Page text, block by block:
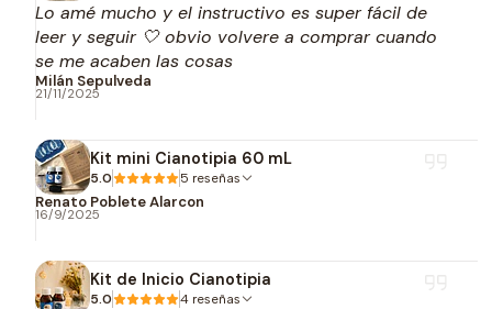
Lo amé mucho y el instructivo es super fácil de
leer y seguir 🤍 obvio volvere a comprar cuando
se me acaben las cosas
Milán Sepulveda
21/11/2025
Kit mini Cianotipia 60 mL
5.0 5 reseñas
Renato Poblete Alarcon
16/9/2025
Kit de Inicio Cianotipia
5.0 4 reseñas